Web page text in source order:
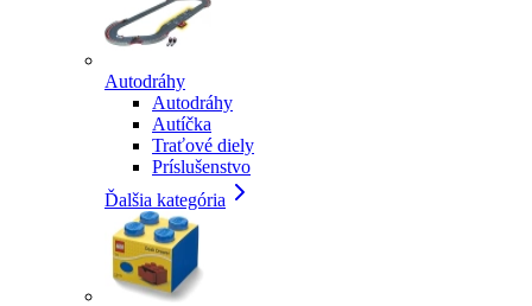
Autodráhy
Autodráhy
Autíčka
Traťové diely
Príslušenstvo
Ďalšia kategória